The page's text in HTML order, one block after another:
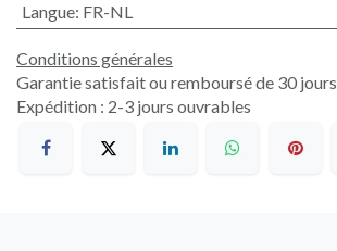
Langue: FR-NL
Conditions générales
Garantie satisfait ou remboursé de 30 jours
Expédition : 2-3 jours ouvrables